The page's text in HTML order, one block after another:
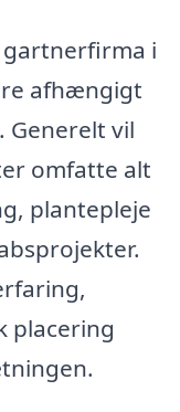
i
afhængigt
Generelt vil
omfatte alt
plantepleje
placering